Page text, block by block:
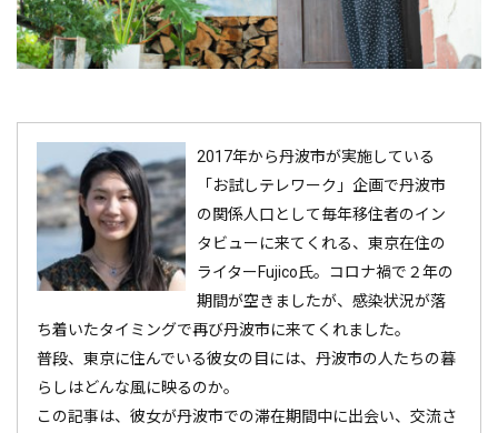
2017年から丹波市が実施している
「お試しテレワーク」企画で丹波市
の関係人口として毎年移住者のイン
タビューに来てくれる、東京在住の
ライターFujico氏。コロナ禍で２年の
期間が空きましたが、感染状況が落
ち着いたタイミングで再び丹波市に来てくれました。
普段、東京に住んでいる彼女の目には、丹波市の人たちの暮
らしはどんな風に映るのか。
この記事は、彼女が丹波市での滞在期間中に出会い、交流さ